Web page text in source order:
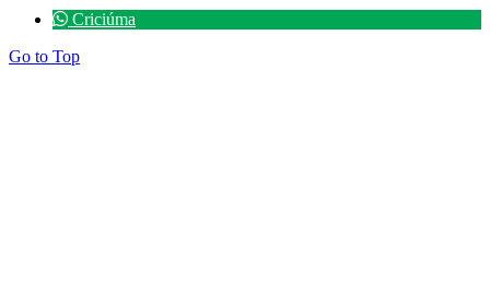
Criciúma
Go to Top